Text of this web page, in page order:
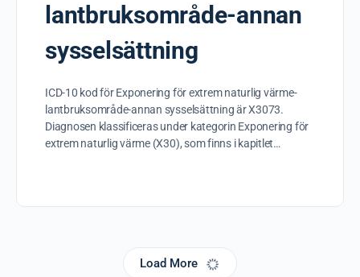
lantbruksområde-annan
sysselsättning
ICD-10 kod för Exponering för extrem naturlig värme-
lantbruksområde-annan sysselsättning är X3073.
Diagnosen klassificeras under kategorin Exponering för
extrem naturlig värme (X30), som finns i kapitlet…
Load More